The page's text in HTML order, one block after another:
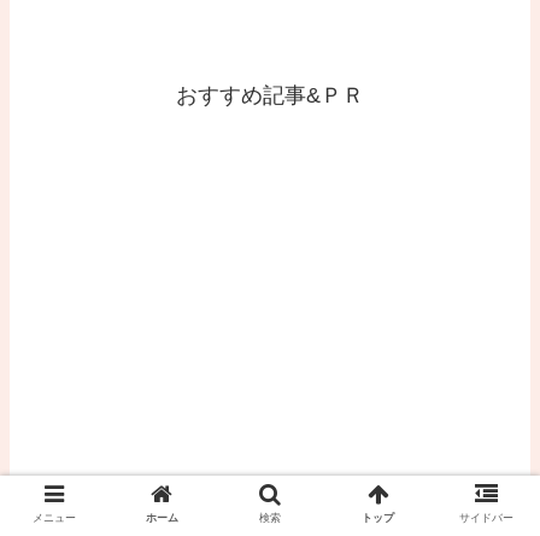
おすすめ記事&ＰＲ
メニュー ホーム 検索 トップ サイドバー